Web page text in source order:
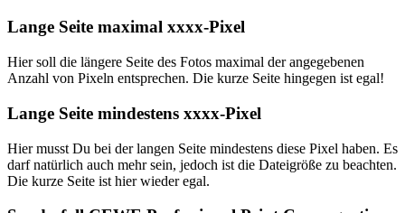
Lange Seite maximal xxxx-Pixel
Hier soll die längere Seite des Fotos maximal der angegebenen
Anzahl von Pixeln entsprechen. Die kurze Seite hingegen ist egal!
Lange Seite mindestens xxxx-Pixel
Hier musst Du bei der langen Seite mindestens diese Pixel haben. Es
darf natürlich auch mehr sein, jedoch ist die Dateigröße zu beachten.
Die kurze Seite ist hier wieder egal.